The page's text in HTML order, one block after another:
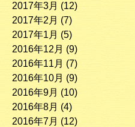
2017年3月 (12)
2017年2月 (7)
2017年1月 (5)
2016年12月 (9)
2016年11月 (7)
2016年10月 (9)
2016年9月 (10)
2016年8月 (4)
2016年7月 (12)